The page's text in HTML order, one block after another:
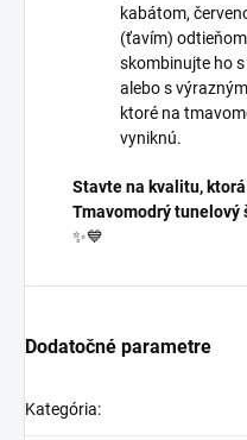
kabátom,
(ťavím)
skombinujte ho
alebo s
ktoré na
vyniknú.
Stavte na kvalitu,
Tmavomodrý tunelový
✨💙
Dodatočné parametre
Kategória: